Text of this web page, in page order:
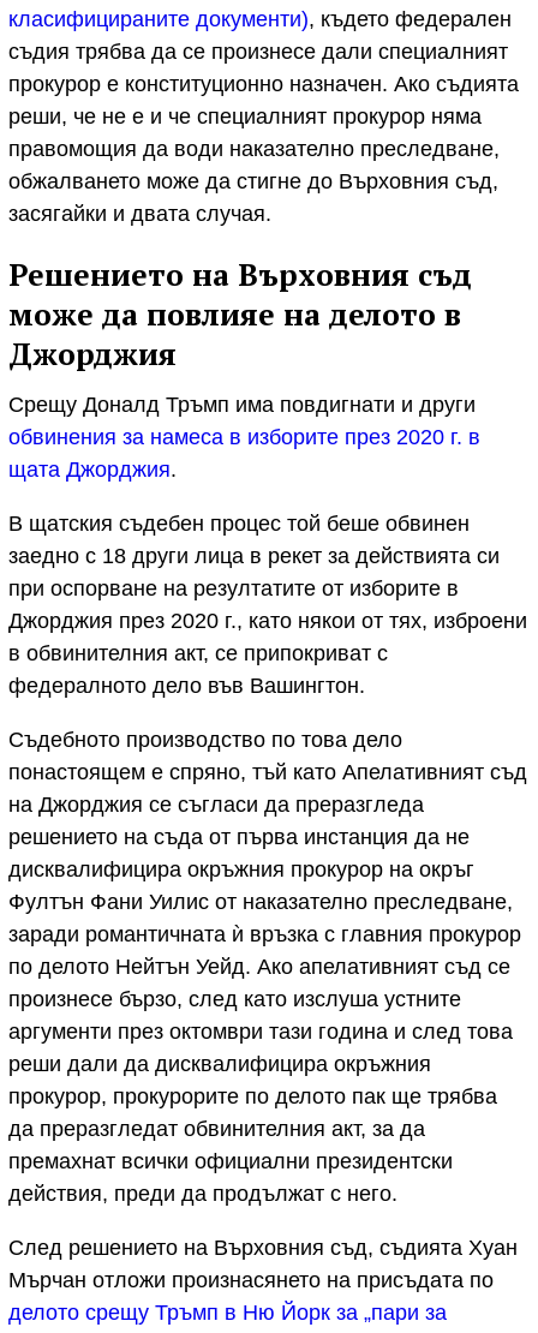
класифицираните документи), където федерален
съдия трябва да се произнесе дали специалният
прокурор е конституционно назначен. Ако съдията
реши, че не е и че специалният прокурор няма
правомощия да води наказателно преследване,
обжалването може да стигне до Върховния съд,
засягайки и двата случая.
Решението на Върховния съд
може да повлияе на делото в
Джорджия
Срещу Доналд Тръмп има повдигнати и други
обвинения за намеса в изборите през 2020 г. в
щата Джорджия.
В щатския съдебен процес той беше обвинен
заедно с 18 други лица в рекет за действията си
при оспорване на резултатите от изборите в
Джорджия през 2020 г., като някои от тях, изброени
в обвинителния акт, се припокриват с
федералното дело във Вашингтон.
Съдебното производство по това дело
понастоящем е спряно, тъй като Апелативният съд
на Джорджия се съгласи да преразгледа
решението на съда от първа инстанция да не
дисквалифицира окръжния прокурор на окръг
Фултън Фани Уилис от наказателно преследване,
заради романтичната ѝ връзка с главния прокурор
по делото Нейтън Уейд. Ако апелативният съд се
произнесе бързо, след като изслуша устните
аргументи през октомври тази година и след това
реши дали да дисквалифицира окръжния
прокурор, прокурорите по делото пак ще трябва
да преразгледат обвинителния акт, за да
премахнат всички официални президентски
действия, преди да продължат с него.
След решението на Върховния съд, съдията Хуан
Мърчан отложи произнасянето на присъдата по
делото срещу Тръмп в Ню Йорк за „пари за